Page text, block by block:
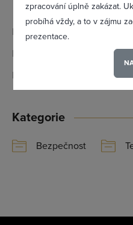
zpracování úplně zakázat.
probíhá vždy, a to v zájmu
prezentace.
MBA -
Email:
IČ:
DIČ:
Kategorie
Bezpečnost
Maximální
Profesionální
Vždy aktuální